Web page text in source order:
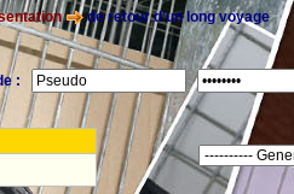
de retour d'un long voyage
: